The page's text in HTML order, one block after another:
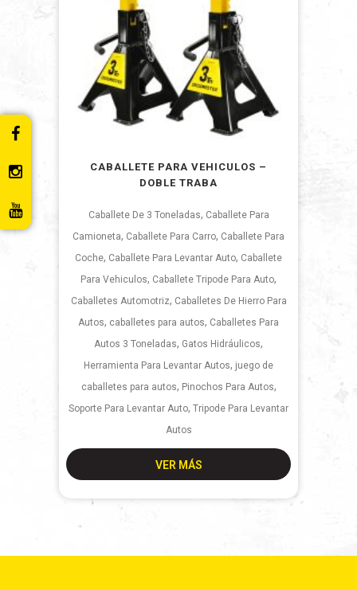
CABALLETE PARA VEHICULOS –
DOBLE TRABA
Caballete De 3 Toneladas, Caballete Para
Camioneta, Caballete Para Carro, Caballete Para
Coche, Caballete Para Levantar Auto, Caballete
Para Vehiculos, Caballete Tripode Para Auto,
Caballetes Automotriz, Caballetes De Hierro Para
Autos, caballetes para autos, Caballetes Para
Autos 3 Toneladas, Gatos Hidráulicos,
Herramienta Para Levantar Autos, juego de
caballetes para autos, Pinochos Para Autos,
Soporte Para Levantar Auto, Tripode Para Levantar
Autos
VER MÁS